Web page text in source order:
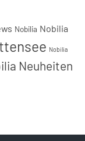
Nobilia Nobilia
Nobilia
Neuheiten